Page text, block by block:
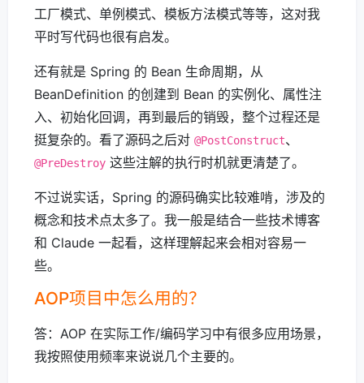
工厂模式、单例模式、模板方法模式等等，这对我
平时写代码也很有启发。
还有就是 Spring 的 Bean 生命周期，从
BeanDefinition 的创建到 Bean 的实例化、属性注
入、初始化回调，再到最后的销毁，整个过程还是
挺复杂的。看了源码之后对 @PostConstruct、
@PreDestroy 这些注解的执行时机就更清楚了。
不过说实话，Spring 的源码确实比较难啃，涉及的
概念和技术点太多了。我一般是结合一些技术博客
和 Claude 一起看，这样理解起来会相对容易一
些。
AOP项目中怎么用的？
答：AOP 在实际工作/编码学习中有很多应用场景，
我按照使用频率来说说几个主要的。